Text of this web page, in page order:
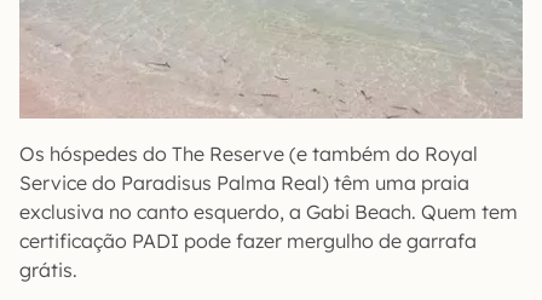
Os hóspedes do The Reserve (e também do Royal
Service do Paradisus Palma Real) têm uma praia
exclusiva no canto esquerdo, a Gabi Beach. Quem tem
certificação PADI pode fazer mergulho de garrafa
grátis.